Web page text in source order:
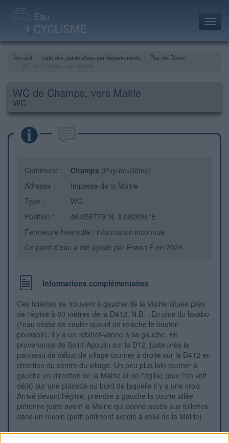
Accueil Liste des points d'eau par départements
Puy-de-Dôme
WC de Champs, vers Mairie
WC
Commune : Champs (Puy-de-Dôme)
Adresse :
Impasse de la Mairie
Type :
WC
Position :
46.056779°N, 3.082694°E
Fermeture hivernale : information inconnue
Ce point d'eau a été ajouté par Erwan F en 2024
Informations complémentaires
Ces toilettes se trouvent à gauche de la Mairie située près
de l'église à 80 mètres de la D412. N.B. : En plus du lavabo
(l'eau cesse de couler quand on relâche le bouton
poussoir), il y a un robinet-vanne à sa gauche. En
provenance de Saint-Agoulin sur la D12, juste près le
panneau de début de village tourner à droite sur la D412 en
direction du centre du village. Un peu plus loin tourner à
gauche en direction de la Mairie et de l'église (que l'on voit
déjà) sur une placette au bord de laquelle il y a une croix.
Arrivé devant l'église, prendre à gauche la courte allée
piétonne juste avant la Mairie qui donne accès aux toilettes
dans un recoin (petit bâtiment accolé à celui de la Mairie).